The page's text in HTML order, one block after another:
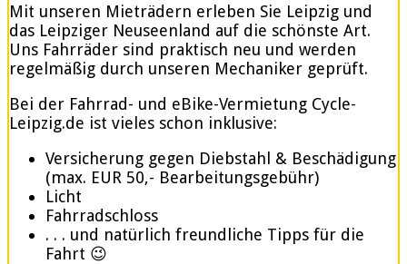
Mit unseren Mieträdern erleben Sie Leipzig und
das Leipziger Neuseenland auf die schönste Art.
Uns Fahrräder sind praktisch neu und werden
regelmäßig durch unseren Mechaniker geprüft.
Bei der Fahrrad- und eBike-Vermietung Cycle-
Leipzig.de ist vieles schon inklusive:
Versicherung gegen Diebstahl & Beschädigung
(max. EUR 50,- Bearbeitungsgebühr)
Licht
Fahrradschloss
. . . und natürlich freundliche Tipps für die
Fahrt 😉